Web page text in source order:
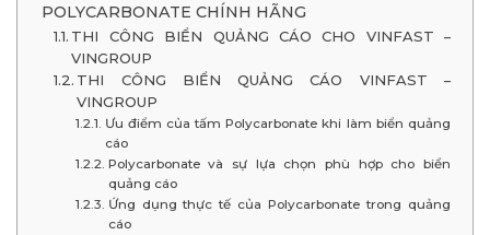
POLYCARBONATE CHÍNH HÃNG
THI CÔNG BIỂN QUẢNG CÁO CHO VINFAST –
VINGROUP
THI CÔNG BIỂN QUẢNG CÁO VINFAST –
VINGROUP
Ưu điểm của tấm Polycarbonate khi làm biển quảng
cáo
Polycarbonate và sự lựa chọn phù hợp cho biển
quảng cáo
Ứng dụng thực tế của Polycarbonate trong quảng
cáo